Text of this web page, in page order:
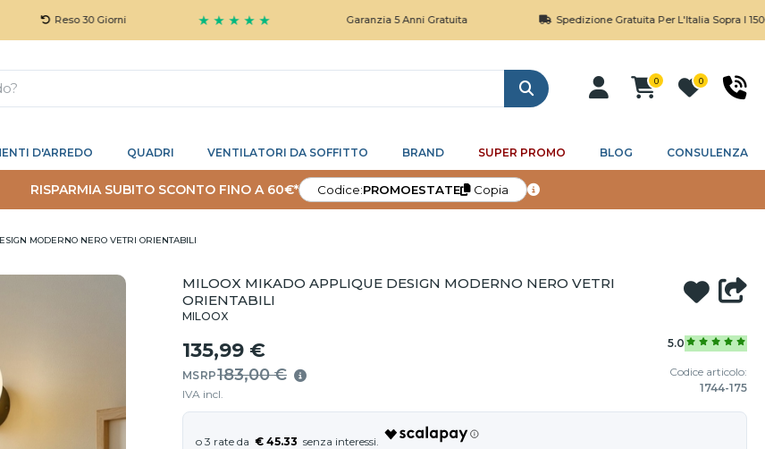
Reso 30 Giorni ★ ★ ★ ★ ★ Garanzia 5 Anni Gratuita Spedizione Gratuita Per L'Italia Sopra I 150€
Cerca
0 0
D'ARREDO QUADRI VENTILATORI DA SOFFITTO BRAND SUPER PROMO BLOG CONSULENZA
RISPARMIA SUBITO SCONTO FINO A 60€* Codice:PROMOESTATE Copia
MODERNO NERO VETRI ORIENTABILI
MILOOX MIKADO APPLIQUE DESIGN MODERNO NERO VETRI
ORIENTABILI
MILOOX
135,99 €
MSRP183,00 €
IVA incl.
5.0
Codice articolo:
1744-175
€ 45.33